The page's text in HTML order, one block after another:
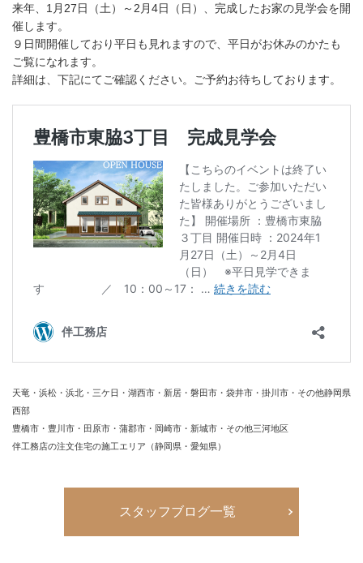
来年、1月27日（土）～2月4日（日）、完成したお家の見学会を開
催します。
９日間開催しており平日も見れますので、平日がお休みのかたも
ご覧になれます。
詳細は、下記にてご確認ください。ご予約お待ちしております。
天竜・浜松・浜北・三ケ日・湖西市・新居・磐田市・袋井市・掛川市・その他静岡県
西部
豊橋市・豊川市・田原市・蒲郡市・岡崎市・新城市・その他三河地区
伴工務店の注文住宅の施工エリア（静岡県・愛知県）
スタッフブログ一覧